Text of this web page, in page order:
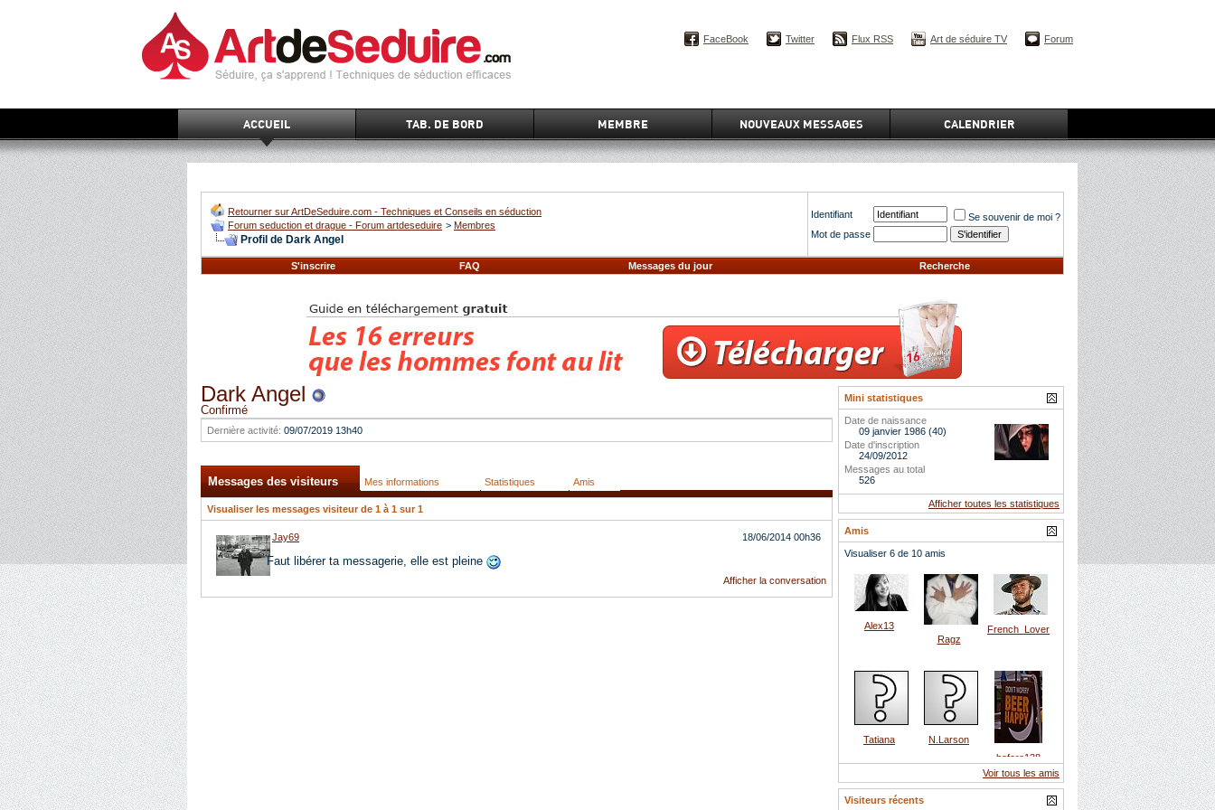
ACCUEIL TAB. DE BORD MEMBRE NOUVEAUX MESSAGES CALENDRIER
FaceBook Twitter Flux RSS Art de séduire TV Forum
Retourner sur ArtDeSeduire.com - Techniques et Conseils en séduction
Forum seduction et drague - Forum artdeseduire > Membres
Profil de Dark Angel
Identifiant
Se souvenir de moi ?
Mot de passe
S'inscrire FAQ Messages du jour Recherche
Dark Angel
Confirmé
Dernière activité: 09/07/2019 13h40
Messages des visiteurs Mes informations Statistiques Amis
Visualiser les messages visiteur de 1 à 1 sur1
18/06/2014 00h36
Jay69
Faut libérer ta messagerie, elle est pleine
Afficher la conversation
Mini statistiques
Date de naissance
09 janvier 1986 (40)
Date d'inscription
24/09/2012
Messages au total
526
Afficher toutes les statistiques
Amis
Visualiser 6 de 10 amis
Alex13
Ragz
French_Lover
Tatiana
N.Larson
before138
Voir tous les amis
Visiteurs récents